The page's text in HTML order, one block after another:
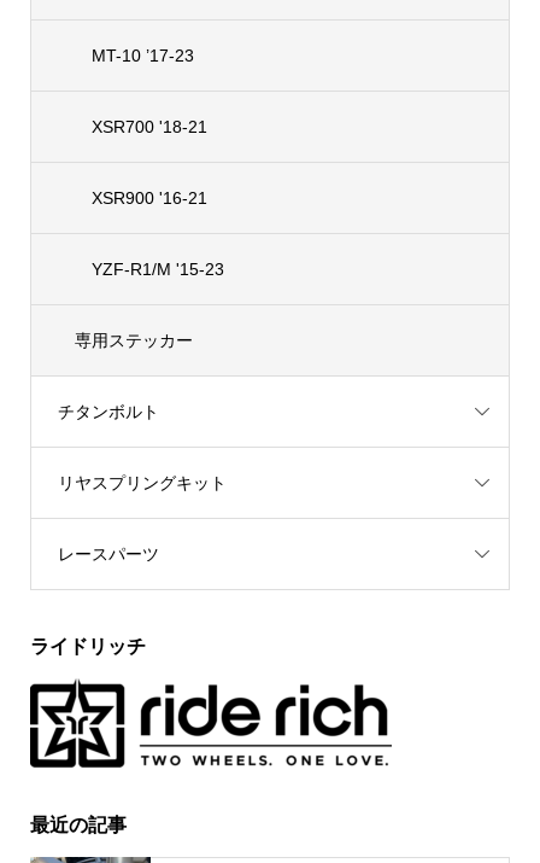
MT-10 ’17-23
XSR700 '18-21
XSR900 '16-21
YZF-R1/M '15-23
専用ステッカー
チタンボルト
リヤスプリングキット
レースパーツ
ライドリッチ
最近の記事